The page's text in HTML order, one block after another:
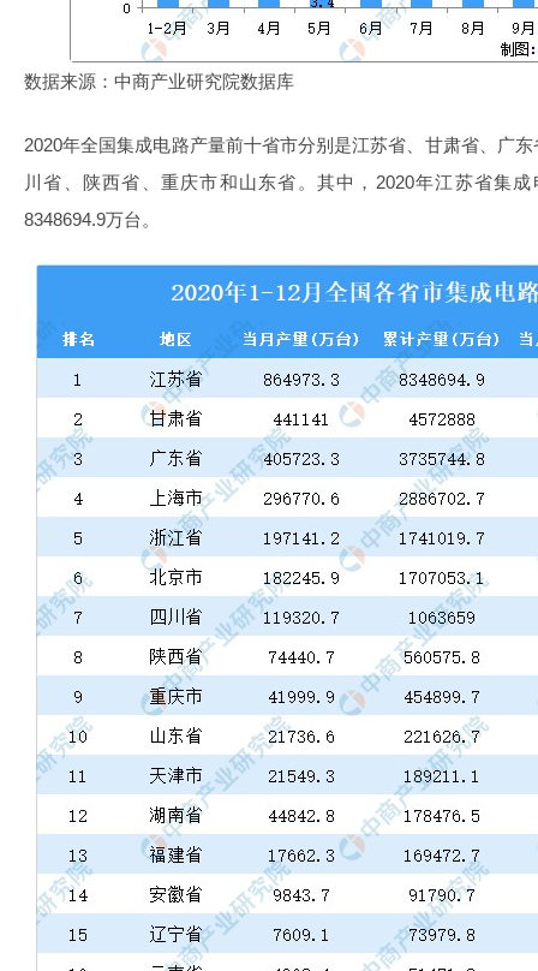
数据来源：中商产业研究院数据库
2020年全国集成电路产量前十省市分别是江苏省、甘肃省、广
川省、陕西省、重庆市和山东省。其中，2020年江苏省集
8348694.9万台。